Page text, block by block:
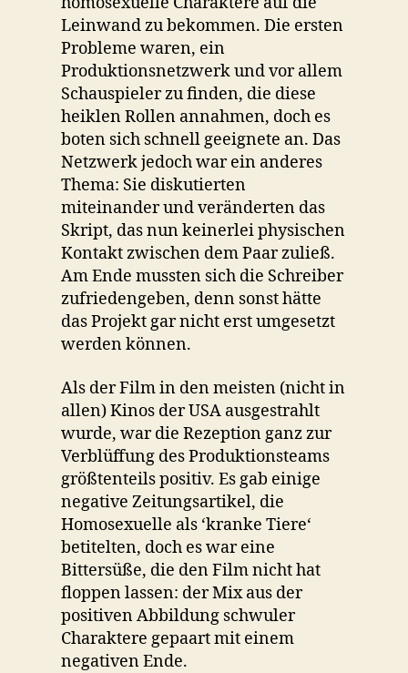
Leinwand zu bekommen. Die ersten
Probleme waren, ein
Produktionsnetzwerk und vor allem
Schauspieler zu finden, die diese
heiklen Rollen annahmen, doch es
boten sich schnell geeignete an. Das
Netzwerk jedoch war ein anderes
Thema: Sie diskutierten
miteinander und veränderten das
Skript, das nun keinerlei physischen
Kontakt zwischen dem Paar zuließ.
Am Ende mussten sich die Schreiber
zufriedengeben, denn sonst hätte
das Projekt gar nicht erst umgesetzt
werden können.
Als der Film in den meisten (nicht in
allen) Kinos der USA ausgestrahlt
wurde, war die Rezeption ganz zur
Verblüffung des Produktionsteams
größtenteils positiv. Es gab einige
negative Zeitungsartikel, die
Homosexuelle als ‘kranke Tiere‘
betitelten, doch es war eine
Bittersüße, die den Film nicht hat
floppen lassen: der Mix aus der
positiven Abbildung schwuler
Charaktere gepaart mit einem
negativen Ende.